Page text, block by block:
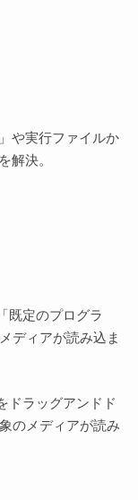
や実行ファイルか
解決。
既定のプログラ
ディアが読み込ま
ドラッグアンドド
のメディアが読み